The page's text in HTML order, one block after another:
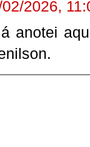
2026,
anotei